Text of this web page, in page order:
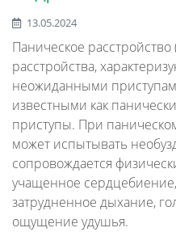
13.05.2024
Паническое
расстройства,
неожиданными
известными как
приступы. При
может испытывать
сопровождается
учащенное
затрудненное дыхание,
ощущение удушья.